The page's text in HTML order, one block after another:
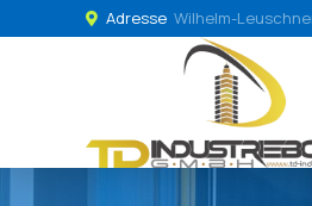
Adresse Wilhelm-